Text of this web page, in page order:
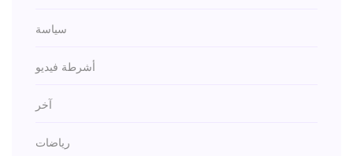
سياسة
أشرطة فيديو
آخر
رياضات